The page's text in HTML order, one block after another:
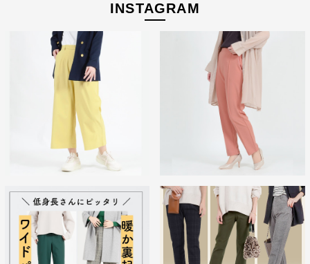
てCAFE TABiのレディースパンツはできあがっています。
ハイクオリティなパターンと丁寧な縫製でもっと美しく。や
りたいことを妨げず、好きなことを目一杯楽しめる、1日中
はいていたくなるようなはき心地で旅やお出かけに。
糸の段階からパンツとして仕上がるまで、工程をしっかりと
見つめながら商品づくりをしています。
注意事項
INSTAGRAM